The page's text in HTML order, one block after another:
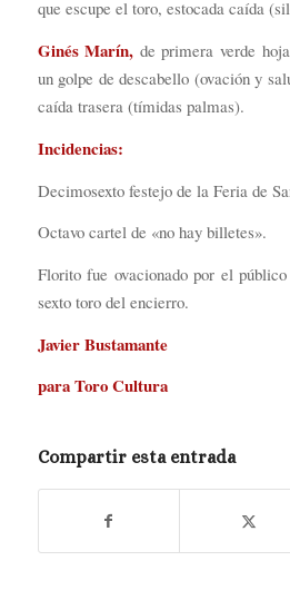
que escupe el toro, estocada caída
Ginés Marín, de primera verde
un golpe de descabello (ovación y
caída trasera (tímidas palmas).
Incidencias:
Decimosexto festejo de la Feria de
Octavo cartel de «no hay billetes».
Florito fue ovacionado por el
sexto toro del encierro.
Javier Bustamante
para Toro Cultura
Compartir esta entrada